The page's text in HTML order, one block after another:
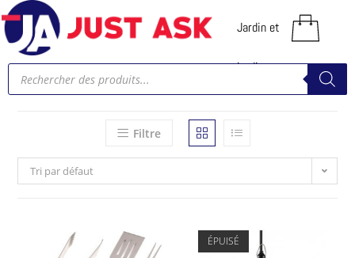
Jardin et
jardinage
Filtre
Tri par défaut
ÉPUISÉ